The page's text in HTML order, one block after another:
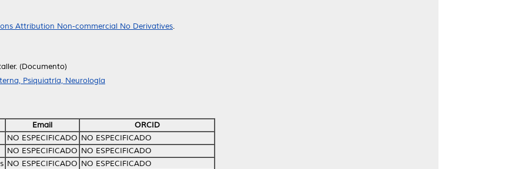
Attribution Non-commercial No Derivatives.
(Documento)
Psiquiatría, Neurología
Email
ORCID
NO ESPECIFICADO NO ESPECIFICADO
NO ESPECIFICADO NO ESPECIFICADO
NO ESPECIFICADO NO ESPECIFICADO